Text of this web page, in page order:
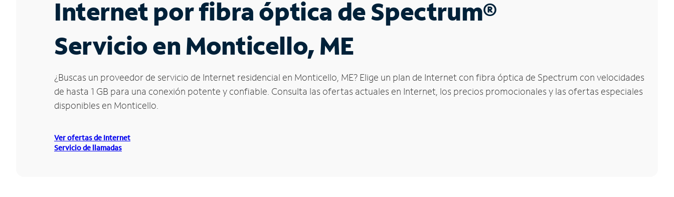
Internet por fibra óptica de Spectrum®
Servicio en Monticello, ME
¿Buscas un proveedor de servicio de Internet residencial en Monticello, ME? Elige un plan de Internet con fibra óptica de Spectrum con velocidades
de hasta 1 GB para una conexión potente y confiable. Consulta las ofertas actuales en Internet, los precios promocionales y las ofertas especiales
disponibles en Monticello.
Ver ofertas de Internet
Servicio de llamadas